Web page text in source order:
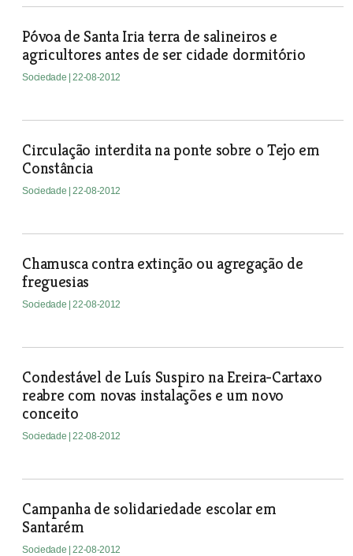
Póvoa de Santa Iria terra de salineiros e
agricultores antes de ser cidade dormitório
Sociedade | 22-08-2012
Circulação interdita na ponte sobre o Tejo em
Constância
Sociedade | 22-08-2012
Chamusca contra extinção ou agregação de
freguesias
Sociedade | 22-08-2012
Condestável de Luís Suspiro na Ereira-Cartaxo
reabre com novas instalações e um novo
conceito
Sociedade | 22-08-2012
Campanha de solidariedade escolar em
Santarém
Sociedade | 22-08-2012